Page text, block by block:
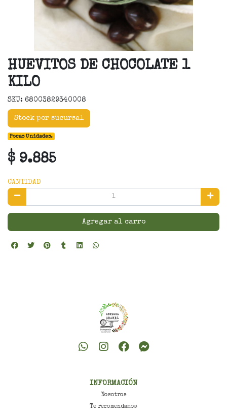
HUEVITOS DE CHOCOLATE 1
KILO
SKU: 68003829340008
Stock por sucursal
Pocas Unidades.
$ 9.885
CANTIDAD
Agregar al carro
INFORMACIÓN
Nosotros
Te recomendamos